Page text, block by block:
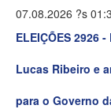
07.08.2026 ?s
ELEIÇÕES 2926
Lucas Ribeiro e
para o Governo